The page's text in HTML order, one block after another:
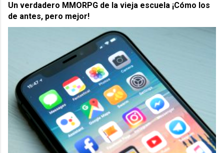
Un verdadero MMORPG de la vieja escuela ¡Cómo los
de antes, pero mejor!